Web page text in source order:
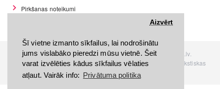
Šī vietne izmanto sīkfailus, lai nodrošinātu
jums vislabāko pieredzi mūsu vietnē. Šeit
varat izvēlēties kādus sīkfailus vēlaties
atļaut. Vairāk info: Privātuma politika
Aizvērt
Pirkšanas noteikumi
Visas tiesības rezervētas. Interneta veikals www.Discomania.lv.
Jebkuras Discomania.lv informācijas pārpublicēšana, bez rakstiskas
atļaujas, stingri aizliegta.